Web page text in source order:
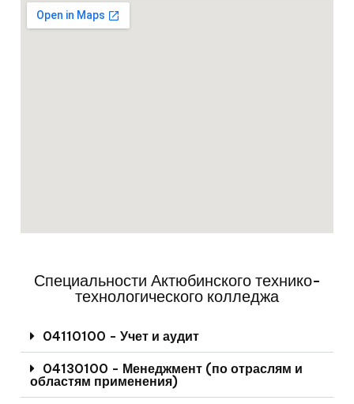
Специальности Актюбинского технико-
технологического колледжа
04110100 - Учет и аудит
04130100 - Менеджмент (по отраслям и
областям применения)